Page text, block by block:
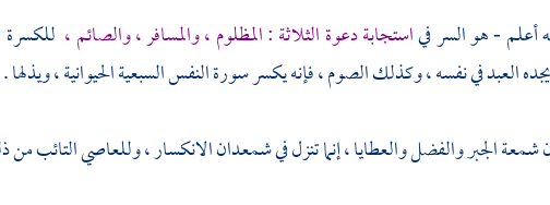
أعلم - هو السر فياستجابة دعوة الثلاثة : المظلوم ، والمسافر ، والصائم ،
العبد في نفسه ، وكذلك الصوم ، فإنه يكسر سورة النفس السبعية الحيوانية ، ويذلها .
الجبر والفضل والعطايا ، إنما تنزل في شمعدان الانكسار ، وللعاصي التائب